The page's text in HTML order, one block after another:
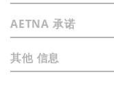
AETNA 承诺
其他 信息